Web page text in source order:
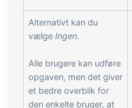
Alternativt kan du
vælge Ingen.
Alle brugere kan udføre
opgaven, men det giver
et bedre overblik for
den enkelte bruger, at